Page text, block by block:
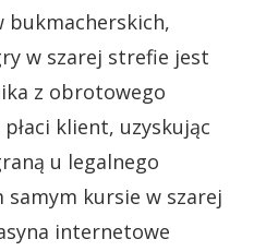
bukmacherskich,
w szarej strefie jest
z obrotowego
klient, uzyskując
u legalnego
kursie w szarej
internetowe